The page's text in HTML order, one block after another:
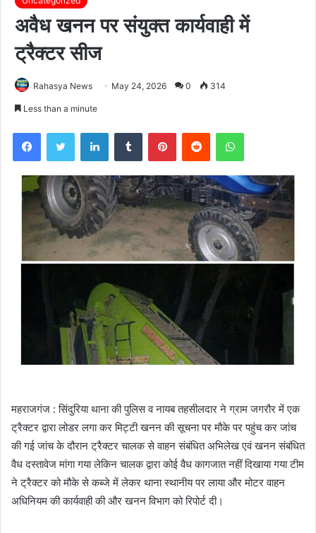
अवैध खनन पर संयुक्त कार्यवाही में
ट्रैक्टर सीज
Rahasya News May 24, 2026 0 314
Less than a minute
FacebookTwitter LinkedInTumblr PinterestReddit WhatsApp
महराजगंज : सिंदुरिया थाना की पुलिस व नायब तहसीलदार ने ग्राम जगरौर में एक
ट्रैक्टर द्वारा लोडर लगा कर मिट्टी खनन की सूचना पर मौके पर पहुंच कर जांच
की गई जांच के दौरान ट्रैक्टर चालक से वाहन संबंधित अभिलेख एवं खनन संबंधित
वैध दस्तावेज मांगा गया लेकिन चालक द्वारा कोई वैध कागजात नहीं दिखाया गया टीम
ने ट्रैक्टर को मौके से कब्जे में लेकर थाना स्थानीय पर लाया और मोटर वाहन
अधिनियम की कार्यवाही की और खनन विभाग को रिपोर्ट दी।